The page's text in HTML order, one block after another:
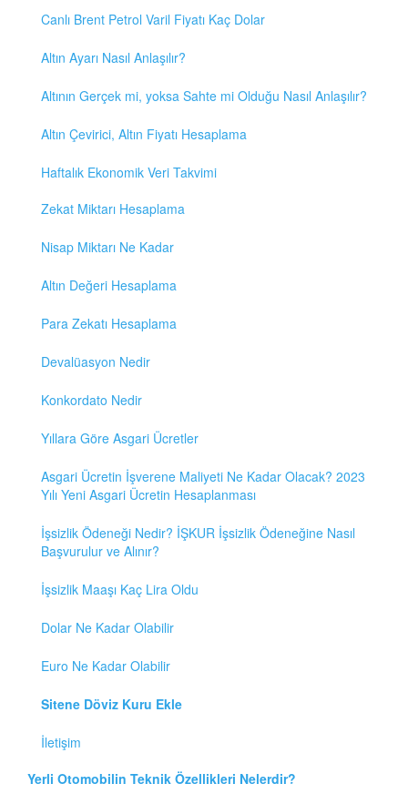
Canlı Brent Petrol Varil Fiyatı Kaç Dolar
Altın Ayarı Nasıl Anlaşılır?
Altının Gerçek mi, yoksa Sahte mi Olduğu Nasıl Anlaşılır?
Altın Çevirici, Altın Fiyatı Hesaplama
Haftalık Ekonomik Veri Takvimi
Zekat Miktarı Hesaplama
Nisap Miktarı Ne Kadar
Altın Değeri Hesaplama
Para Zekatı Hesaplama
Devalüasyon Nedir
Konkordato Nedir
Yıllara Göre Asgari Ücretler
Asgari Ücretin İşverene Maliyeti Ne Kadar Olacak? 2023
Yılı Yeni Asgari Ücretin Hesaplanması
İşsizlik Ödeneği Nedir? İŞKUR İşsizlik Ödeneğine Nasıl
Başvurulur ve Alınır?
İşsizlik Maaşı Kaç Lira Oldu
Dolar Ne Kadar Olabilir
Euro Ne Kadar Olabilir
Sitene Döviz Kuru Ekle
İletişim
Yerli Otomobilin Teknik Özellikleri Nelerdir?